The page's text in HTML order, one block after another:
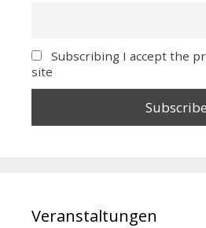
Subscribing I accept the
site
Veranstaltungen